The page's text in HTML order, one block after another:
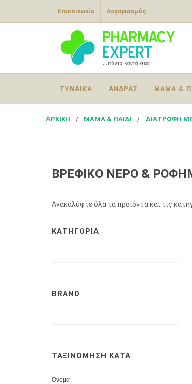
Επικοινωνία Λογαριασμός
ΓΥΝΑΙΚΑ ΑΝΔΡΑΣ ΜΑΜΑ &
ΑΡΧΙΚΗ ΜΑΜΑ & ΠΑΙΔΙ ΔΙΑΤΡΟΦΗ
ΒΡΕΦΙΚΟ ΝΕΡΟ &
Ανακαλύψτε όλα τα προϊόντα και τις
ΚΑΤΗΓΟΡΙΑ
BRAND
ΤΑΞΙΝΟΜΗΣΗ ΚΑΤΑ
Όνομα